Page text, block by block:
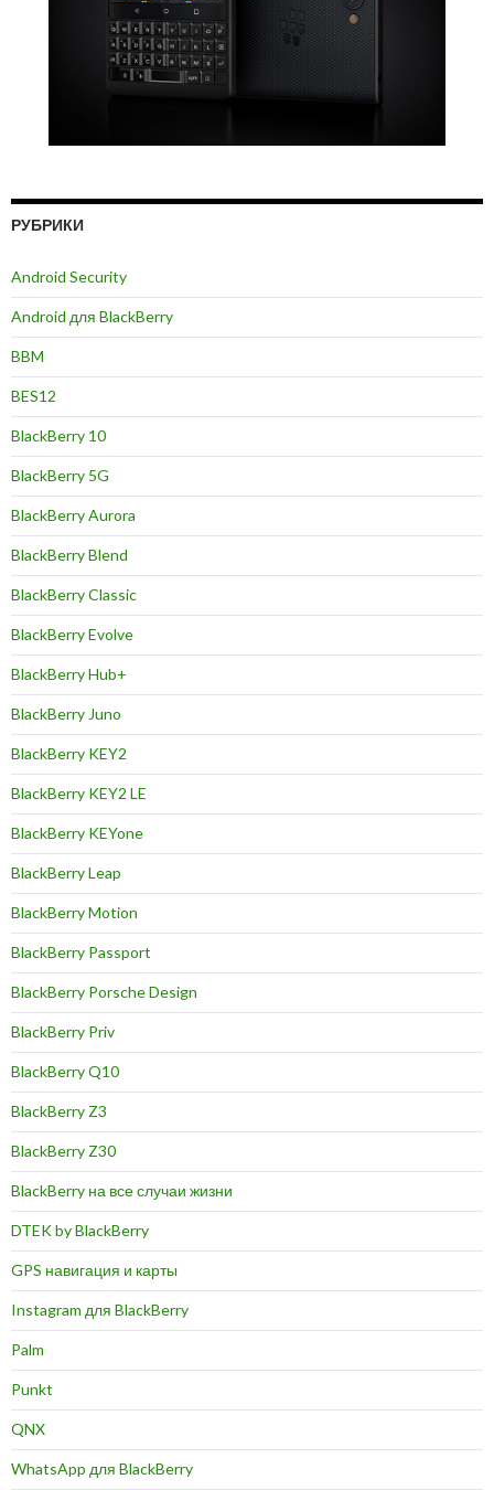
РУБРИКИ
Android Security
Android для BlackBerry
BBM
BES12
BlackBerry 10
BlackBerry 5G
BlackBerry Aurora
BlackBerry Blend
BlackBerry Classic
BlackBerry Evolve
BlackBerry Hub+
BlackBerry Juno
BlackBerry KEY2
BlackBerry KEY2 LE
BlackBerry KEYone
BlackBerry Leap
BlackBerry Motion
BlackBerry Passport
BlackBerry Porsche Design
BlackBerry Priv
BlackBerry Q10
BlackBerry Z3
BlackBerry Z30
BlackBerry на все случаи жизни
DTEK by BlackBerry
GPS навигация и карты
Instagram для BlackBerry
Palm
Punkt
QNX
WhatsApp для BlackBerry